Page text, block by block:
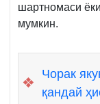
шартномаси
мумкин.
❖
Чорак
қандай